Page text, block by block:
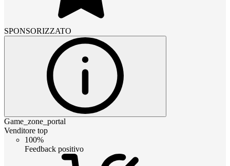
SPONSORIZZATO
Game_zone_portal
Venditore top
100%
Feedback positivo